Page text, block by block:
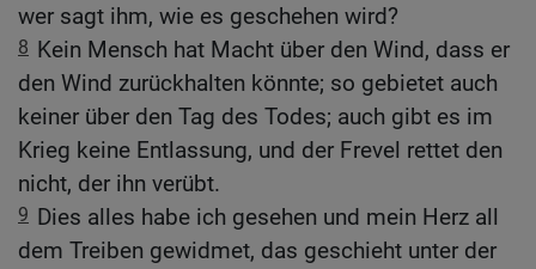
wer sagt ihm, wie es geschehen wird?
8 Kein Mensch hat Macht über den Wind, dass er
den Wind zurückhalten könnte; so gebietet auch
keiner über den Tag des Todes; auch gibt es im
Krieg keine Entlassung, und der Frevel rettet den
nicht, der ihn verübt.
9 Dies alles habe ich gesehen und mein Herz all
dem Treiben gewidmet, das geschieht unter der